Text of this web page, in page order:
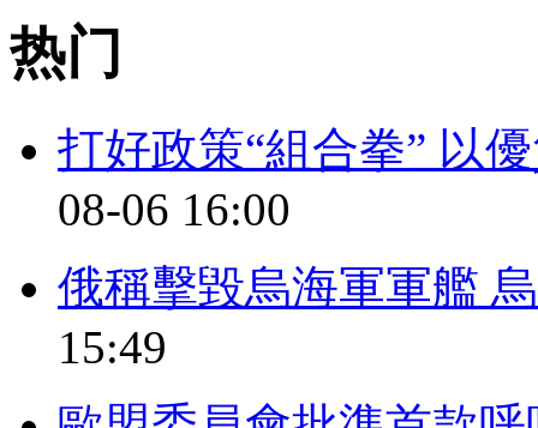
热门
打好政策“組合拳” 以
08-06 16:00
俄稱擊毀烏海軍軍艦
15:49